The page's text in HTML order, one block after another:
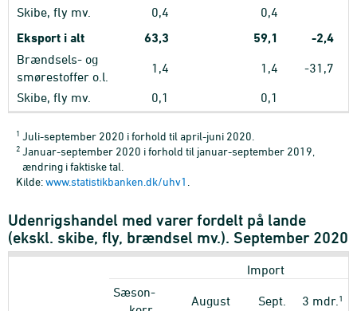
Skibe, fly mv. 0,4 0,4
Eksport i alt 63,3 59,1 -2,4
Brændsels- og
smørestoffer o.l.
1,4 1,4 -31,7
Skibe, fly mv. 0,1 0,1
1 Juli-september 2020 i forhold til april-juni 2020.
2 Januar-september 2020 i forhold til januar-september 2019,
ændring i faktiske tal.
Kilde:www.statistikbanken.dk/uhv1
Udenrigshandel med varer fordelt på lande
(ekskl. skibe, fly, brændsel mv.). September 2020
Import
Sæson-
August Sept. 3 mdr. 1